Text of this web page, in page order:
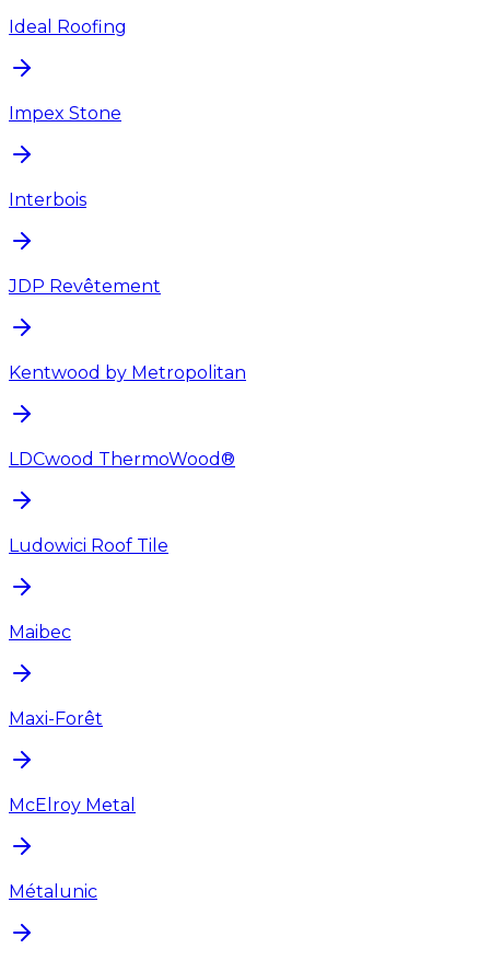
Ideal Roofing
Impex Stone
Interbois
JDP Revêtement
Kentwood by Metropolitan
LDCwood ThermoWood®
Ludowici Roof Tile
Maibec
Maxi-Forêt
McElroy Metal
Métalunic